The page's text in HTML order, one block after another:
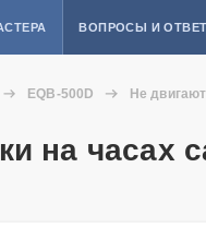
ВОПРОСЫ И
EQB-500D Не
на часах